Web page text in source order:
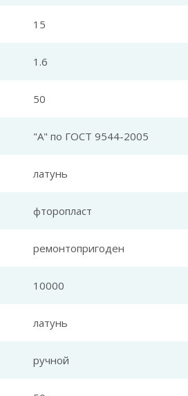
15
1.6
50
"А" по ГОСТ 9544-2005
латунь
фторопласт
ремонтопригоден
10000
латунь
ручной